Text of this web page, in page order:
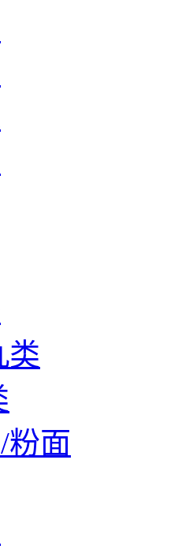
类
粉面